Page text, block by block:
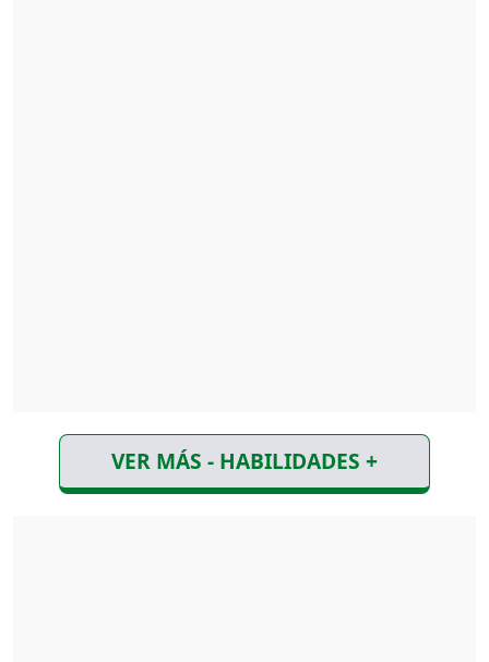
VER MÁS - HABILIDADES +